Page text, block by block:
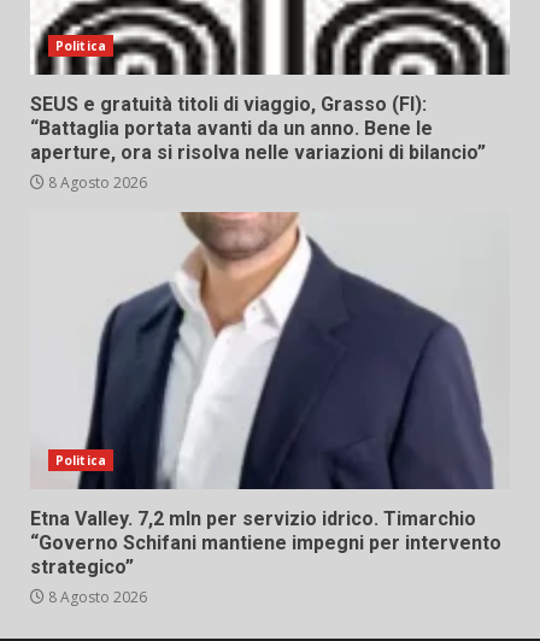
Politica
SEUS e gratuità titoli di viaggio, Grasso (FI):
“Battaglia portata avanti da un anno. Bene le
aperture, ora si risolva nelle variazioni di bilancio”
8 Agosto 2026
Politica
Etna Valley. 7,2 mln per servizio idrico. Timarchio
“Governo Schifani mantiene impegni per intervento
strategico”
8 Agosto 2026